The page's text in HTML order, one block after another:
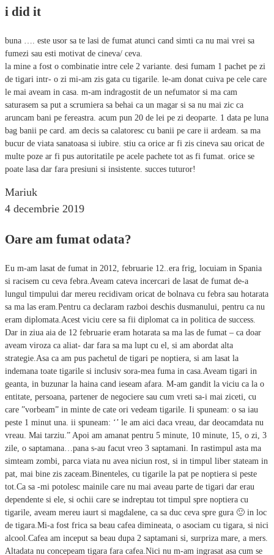
i did it
buna …. este usor sa te lasi de fumat atunci cand simti ca nu mai vrei sa
fumezi sau esti motivat de cineva/ ceva.
la mine a fost o combinatie intre cele 2 variante. desi fumam 1 pachet pe zi
de tigari intr- o zi mi-am zis gata cu tigarile. le-am donat cuiva pe cele care
le mai aveam in casa. m-am indragostit de un nefumator si ma cam
saturasem sa put a scrumiera sa behai ca un magar si sa nu mai zic ca
aruncam bani pe fereastra. acum pun 20 de lei pe zi deoparte. 1 data pe luna
bag banii pe card. am decis sa calatoresc cu banii pe care ii ardeam. sa ma
bucur de viata sanatoasa si iubire. stiu ca orice ar fi zis cineva sau oricat de
multe poze ar fi pus autoritatile pe acele pachete tot as fi fumat. orice se
poate lasa dar fara presiuni si insistente. succes tuturor!
Mariuk
4 decembrie 2019
Oare am fumat odata?
Eu m-am lasat de fumat in 2012, februarie 12..era frig, locuiam in Spania
si racisem cu ceva febra.Aveam cateva incercari de lasat de fumat de-a
lungul timpului dar mereu recidivam oricat de bolnava cu febra sau hotarata
sa ma las eram.Pentru ca declaram razboi deschis dusmanului, pentru ca nu
eram diplomata.Acest viciu cere sa fii diplomat ca in politica de success.
Dar in ziua aia de 12 februarie eram hotarata sa ma las de fumat – ca doar
aveam viroza ca aliat- dar fara sa ma lupt cu el, si am abordat alta
strategie.Asa ca am pus pachetul de tigari pe noptiera, si am lasat la
indemana toate tigarile si inclusiv sora-mea fuma in casa.Aveam tigari in
geanta, in buzunar la haina cand ieseam afara. M-am gandit la viciu ca la o
entitate, persoana, partener de negociere sau cum vreti sa-i mai ziceti, cu
care ”vorbeam” in minte de cate ori vedeam tigarile. Ii spuneam: o sa iau
peste 1 minut una. ii spuneam: ‘’ le am aici daca vreau, dar deocamdata nu
vreau. Mai tarziu.” Apoi am amanat pentru 5 minute, 10 minute, 15, o zi, 3
zile, o saptamana…pana s-au facut vreo 3 saptamani. In rastimpul asta ma
simteam zombi, parca viata nu avea niciun rost, si in timpul liber stateam in
pat, mai bine zis zaceam.Binenteles, cu tigarile la pat pe noptiera si peste
tot.Ca sa -mi potolesc mainile care nu mai aveau parte de tigari dar erau
dependente si ele, si ochii care se indreptau tot timpul spre noptiera cu
tigarile, aveam mereu iaurt si magdalene, ca sa duc ceva spre gura 🙂 in loc
de tigara.Mi-a fost frica sa beau cafea dimineata, o asociam cu tigara, si nici
alcool.Cafea am inceput sa beau dupa 2 saptamani si, surpriza mare, a mers.
Altadata nu concepeam tigara fara cafea.Nici nu m-am ingrasat asa cum se